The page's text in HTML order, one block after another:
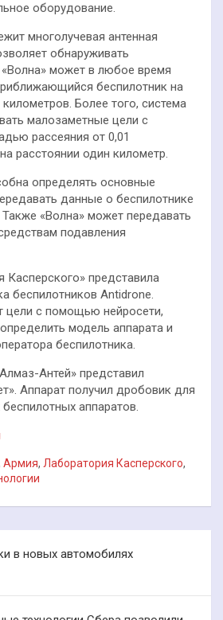
оборудование.
многолучевая антенная
обнаруживать
может в любое время
беспилотник на
Более того, система
малозаметные цели с
рассеяния от 0,01
расстоянии один километр.
определять основные
данные о беспилотнике
Также «Волна» может передавать
подавления
Касперского» представила
беспилотников Antidrone.
цели с помощью нейросети,
модель аппарата и
беспилотника.
Антей» представил
Аппарат получил дробовик для
аппаратов.
Армия, Лаборатория Касперского,
в новых автомобилях